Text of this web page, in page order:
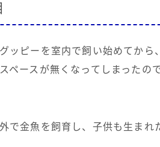
ッピーを室内で飼い始めてか
ペースが無くなってしまったの
で金魚を飼育し、子供も生まれ